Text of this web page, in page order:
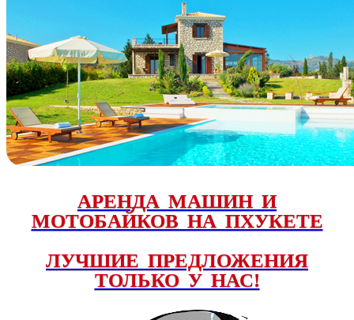
АРЕНДА МАШИН И
МОТОБАЙКОВ НА ПХУКЕТЕ
ЛУЧШИЕ ПРЕДЛОЖЕНИЯ
ТОЛЬКО У НАС!